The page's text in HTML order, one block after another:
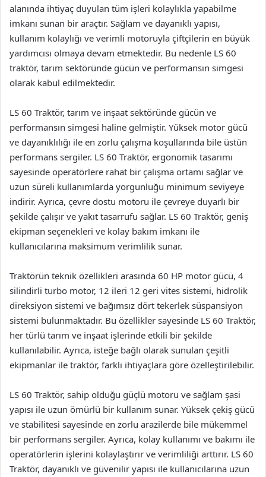
alanında ihtiyaç duyulan tüm işleri kolaylıkla yapabilme
imkanı sunan bir araçtır. Sağlam ve dayanıklı yapısı,
kullanım kolaylığı ve verimli motoruyla çiftçilerin en büyük
yardımcısı olmaya devam etmektedir. Bu nedenle LS 60
traktör, tarım sektöründe gücün ve performansın simgesi
olarak kabul edilmektedir.
LS 60 Traktör, tarım ve inşaat sektöründe gücün ve
performansın simgesi haline gelmiştir. Yüksek motor gücü
ve dayanıklılığı ile en zorlu çalışma koşullarında bile üstün
performans sergiler. LS 60 Traktör, ergonomik tasarımı
sayesinde operatörlere rahat bir çalışma ortamı sağlar ve
uzun süreli kullanımlarda yorgunluğu minimum seviyeye
indirir. Ayrıca, çevre dostu motoru ile çevreye duyarlı bir
şekilde çalışır ve yakıt tasarrufu sağlar. LS 60 Traktör, geniş
ekipman seçenekleri ve kolay bakım imkanı ile
kullanıcılarına maksimum verimlilik sunar.
Traktörün teknik özellikleri arasında 60 HP motor gücü, 4
silindirli turbo motor, 12 ileri 12 geri vites sistemi, hidrolik
direksiyon sistemi ve bağımsız dört tekerlek süspansiyon
sistemi bulunmaktadır. Bu özellikler sayesinde LS 60 Traktör,
her türlü tarım ve inşaat işlerinde etkili bir şekilde
kullanılabilir. Ayrıca, isteğe bağlı olarak sunulan çeşitli
ekipmanlar ile traktör, farklı ihtiyaçlara göre özelleştirilebilir.
LS 60 Traktör, sahip olduğu güçlü motoru ve sağlam şasi
yapısı ile uzun ömürlü bir kullanım sunar. Yüksek çekiş gücü
ve stabilitesi sayesinde en zorlu arazilerde bile mükemmel
bir performans sergiler. Ayrıca, kolay kullanımı ve bakımı ile
operatörlerin işlerini kolaylaştırır ve verimliliği arttırır. LS 60
Traktör, dayanıklı ve güvenilir yapısı ile kullanıcılarına uzun